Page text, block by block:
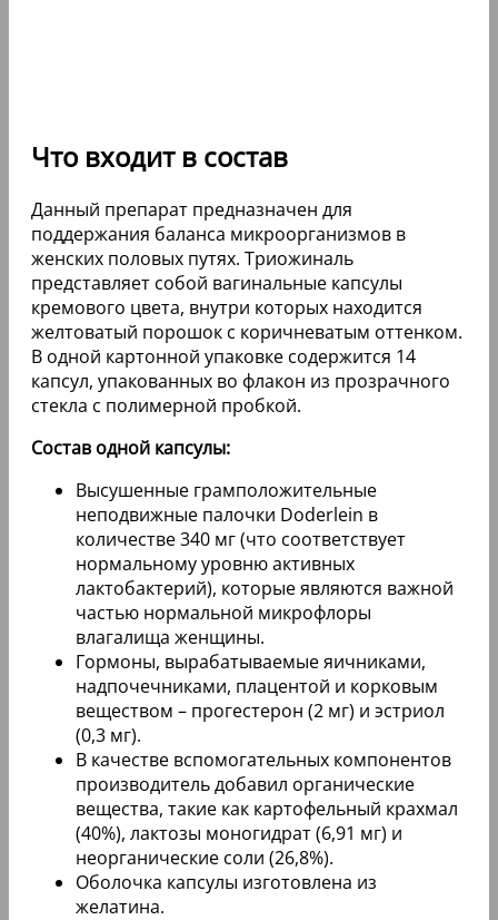
Что входит в состав
Данный препарат предназначен для
поддержания баланса микроорганизмов в
женских половых путях. Триожиналь
представляет собой вагинальные капсулы
кремового цвета, внутри которых находится
желтоватый порошок с коричневатым оттенком.
В одной картонной упаковке содержится 14
капсул, упакованных во флакон из прозрачного
стекла с полимерной пробкой.
Состав одной капсулы:
Высушенные грамположительные
неподвижные палочки Doderlein в
количестве 340 мг (что соответствует
нормальному уровню активных
лактобактерий), которые являются важной
частью нормальной микрофлоры
влагалища женщины.
Гормоны, вырабатываемые яичниками,
надпочечниками, плацентой и корковым
веществом – прогестерон (2 мг) и эстриол
(0,3 мг).
В качестве вспомогательных компонентов
производитель добавил органические
вещества, такие как картофельный крахмал
(40%), лактозы моногидрат (6,91 мг) и
неорганические соли (26,8%).
Оболочка капсулы изготовлена из
желатина.